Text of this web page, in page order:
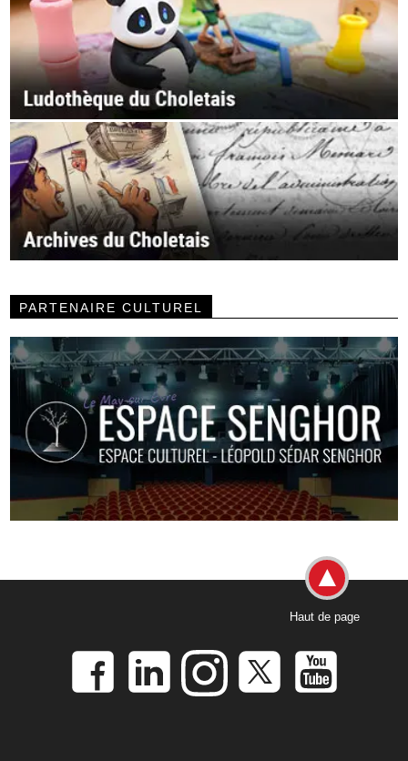
PARTENAIRE CULTUREL
Haut de page